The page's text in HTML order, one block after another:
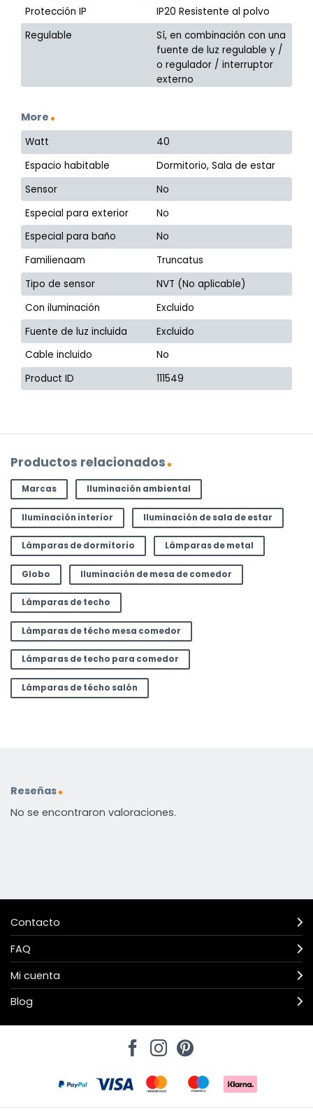
Protección IP
IP20 Resistente al polvo
Regulable
Sí, en combinación con una
fuente de luz regulable y /
o regulador / interruptor
externo
More
Watt
40
Espacio habitable
Dormitorio, Sala de estar
Sensor
No
Especial para exterior
No
Especial para baño
No
Familienaam
Truncatus
Tipo de sensor
NVT (No aplicable)
Con iluminación
Excluido
Fuente de luz incluida
Excluido
Cable incluido
No
Product ID
111549
Productos relacionados
Marcas Iluminación ambiental
Iluminación interior Iluminación de sala de estar
Lámparas de dormitorio Lámparas de metal
Globo Iluminación de mesa de comedor
Lámparas de techo
Lámparas de técho mesa comedor
Lámparas de techo para comedor
Lámparas de técho salón
Reseñas
No se encontraron valoraciones.
Contacto
FAQ
Mi cuenta
Blog